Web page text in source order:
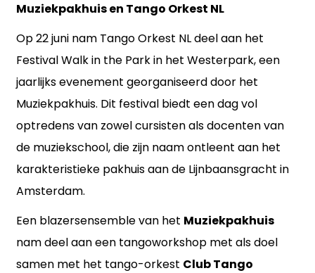
Bandoneon
Muzikale coaching
Bandowinkel
Orkest Project Muziekpakhuis
Foto Gallery
Mijn visie
CONTACT
0 ARTIKELEN
Muziekpakhuis en Tango Orkest NL
Op 22 juni nam Tango Orkest NL deel aan het
Festival Walk in the Park in het Westerpark, een
jaarlijks evenement georganiseerd door het
Muziekpakhuis. Dit festival biedt een dag vol
optredens van zowel cursisten als docenten van
de muziekschool, die zijn naam ontleent aan het
karakteristieke pakhuis aan de Lijnbaansgracht in
Amsterdam.
Een blazersensemble van het Muziekpakhuis
nam deel aan een tangoworkshop met als doel
samen met het tango-orkest Club Tango